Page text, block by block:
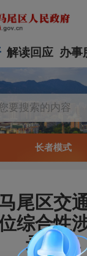
解读回应 办事
长者模式
尾区交
综合性
录清单